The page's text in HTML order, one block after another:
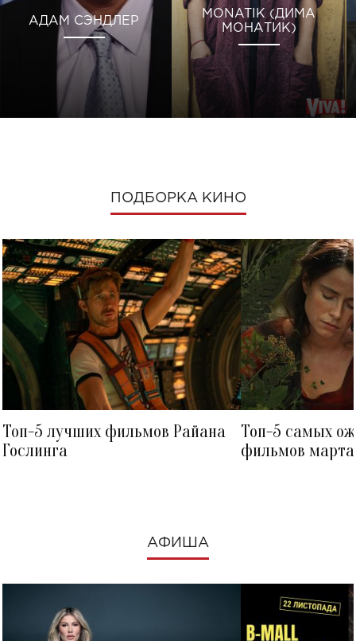
АДАМ СЭНДЛЕР
MONATIK (ДИМА
МОНАТИК)
ПОДБОРКА КИНО
Топ-5 лучших фильмов Райана
Гослинга
Топ-5 самых
фильмов
АФИША